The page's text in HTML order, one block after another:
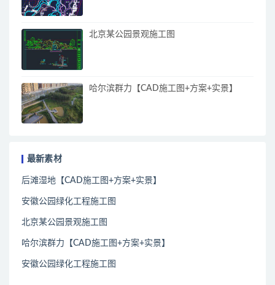
北京某公园景观施工图
哈尔滨群力【CAD施工图+方案+实景】
最新素材
后滩湿地【CAD施工图+方案+实景】
安徽公园绿化工程施工图
北京某公园景观施工图
哈尔滨群力【CAD施工图+方案+实景】
安徽公园绿化工程施工图